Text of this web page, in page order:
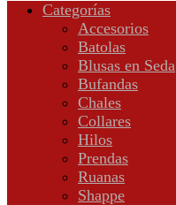
Categorías
Accesorios
Batolas
Blusas en Seda
Bufandas
Chales
Collares
Hilos
Prendas
Ruanas
Shappe